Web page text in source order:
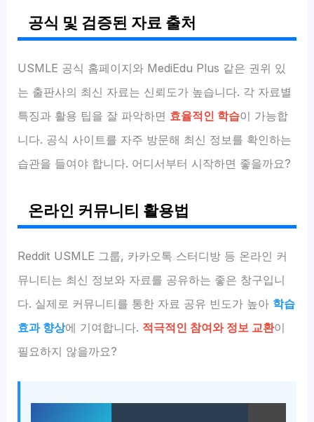
공식 및 검증된 자료 출처
USMLE 공식 홈페이지와 MediEdu Plus 같은 권위 있
는 출판사의 최신 자료는 신뢰도가 높습니다. 각 자료별
특징과 활용 팁을 잘 파악하면 효율적인 학습이 가능합
니다. 공식 사이트를 자주 방문해 최신 정보를 확인하는
습관을 들여야 합니다. 어디서부터 시작하면 좋을까요?
온라인 커뮤니티 활용법
Reddit USMLE 그룹, 카카오톡 스터디방 등 온라인 커
뮤니티는 최신 정보와 자료를 공유하는 좋은 창구입니
다. 실제로 커뮤니티를 통한 자료 공유 빈도가 높아 학습
효과 향상에 기여합니다. 적극적인 참여와 정보 교환이
필요하지 않을까요?